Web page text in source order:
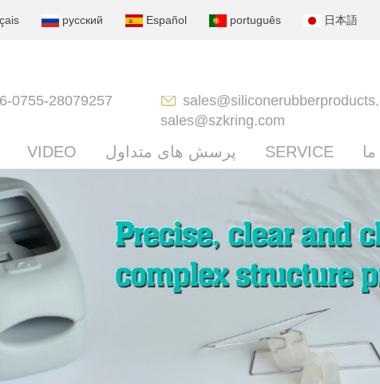
русский Español português 日本語
0755-28079257
sales@szkring.com
VIDEO پرسش های متداول SERVICE